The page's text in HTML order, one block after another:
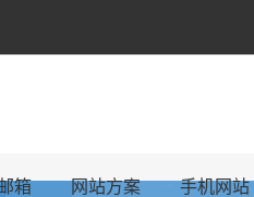
箱 网站方案 手机网站